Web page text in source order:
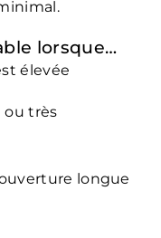
lorsque…
élevée
ou très
longue